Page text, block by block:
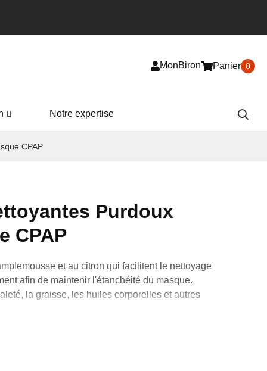
MonBiron Panier 0
Notre expertise
CPAP
Purdoux
CPAP
et au citron qui facilitent le nettoyage
afin de maintenir l'étanchéité du masque.
la graisse, les huiles corporelles et autres